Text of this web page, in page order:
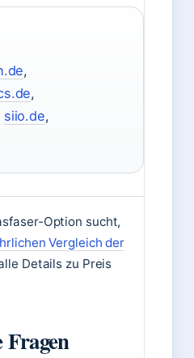
,
,
siio.de,
Option sucht,
Vergleich der
Details zu Preis
Fragen